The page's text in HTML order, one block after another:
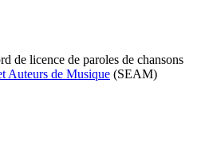
de licence de paroles de chansons
Auteurs de Musique (SEAM)